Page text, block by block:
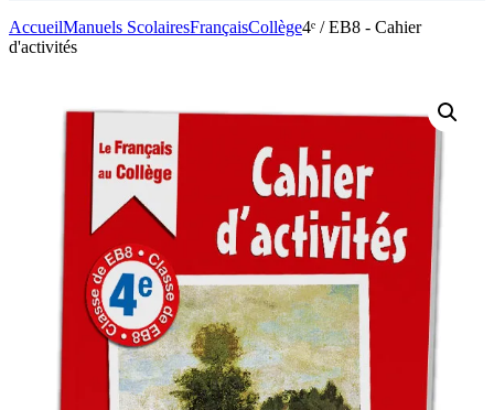
AccueilManuels ScolairesFrançaisCollège4ᵉ / EB8 - Cahier
d'activités